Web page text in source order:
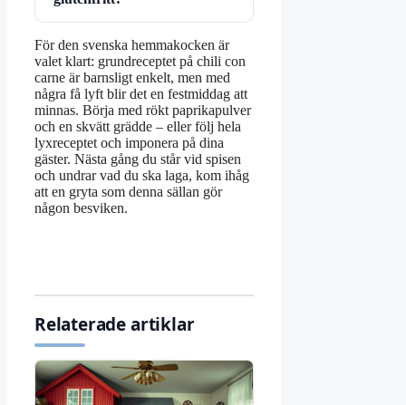
För den svenska hemmakocken är
valet klart: grundreceptet på chili con
carne är barnsligt enkelt, men med
några få lyft blir det en festmiddag att
minnas. Börja med rökt paprikapulver
och en skvätt grädde – eller följ hela
lyxreceptet och imponera på dina
gäster. Nästa gång du står vid spisen
och undrar vad du ska laga, kom ihåg
att en gryta som denna sällan gör
någon besviken.
Relaterade artiklar